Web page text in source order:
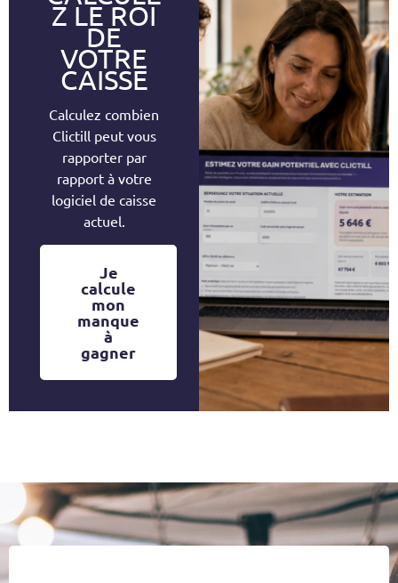
Z LE ROI
DE
VOTRE
CAISSE
Calculez combien
Clictill peut vous
rapporter par
rapport à votre
logiciel de caisse
actuel.
Je
calcule
mon
manque
à
gagner